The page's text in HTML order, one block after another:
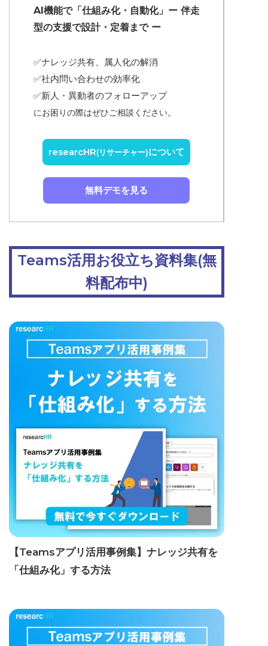
AI機能で「仕組み化・自動化」ー 伴走
型の支援で設計・定着まで ー
✅ナレッジ共有、属人化の解消
✅社内問い合わせの効率化
✅新人・異動者のフォローアップ
にお困りの際はぜひご相談ください。
researcHR(リサーチャー)について
無料デモを見る
Teams活用お役立ち資料集(無
料配布中)
【Teamsアプリ活用事例集】ナレッジ共有を
「仕組み化」する方法